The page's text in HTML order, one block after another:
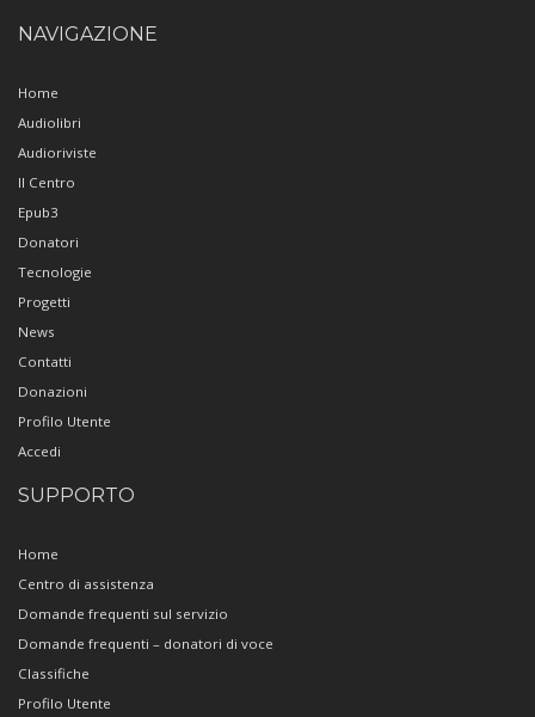
NAVIGAZIONE
Home
Audiolibri
Audioriviste
Il Centro
Epub3
Donatori
Tecnologie
Progetti
News
Contatti
Donazioni
Profilo Utente
Accedi
SUPPORTO
Home
Centro di assistenza
Domande frequenti sul servizio
Domande frequenti – donatori di voce
Classifiche
Profilo Utente